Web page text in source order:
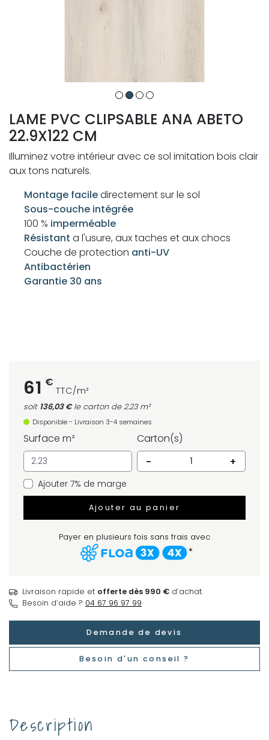
LAME PVC CLIPSABLE ANA ABETO
22.9X122 CM
Illuminez votre intérieur avec ce sol imitation bois clair
aux tons naturels.
Montage faciledirectement sur le sol
Sous-couche intégrée
100 % imperméable
Résistant a l'usure, aux taches et aux chocs
Couche de protection anti-UV
Antibactérien
Garantie 30 ans
61 €
TTC/m²
soit 136,03 €le carton de 2.23 m²
Disponible - Livraison 3-4 semaines
Surface m²
Carton(s)
-
+
Ajouter 7% de marge
Ajouter au panier
Payer en plusieurs fois sans frais avec
*
Livraison rapide et offerte dès 990 € d’achat.
Besoin d’aide ? 04 67 96 97 99
Demande de devis
Besoin d'un conseil ?
Description